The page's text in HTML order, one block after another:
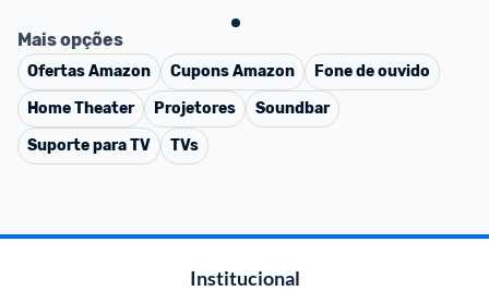
Mais opções
OfertasAmazon CuponsAmazon
Fone de ouvido
Home Theater
Projetores
Soundbar
Suporte para TV
TVs
Institucional